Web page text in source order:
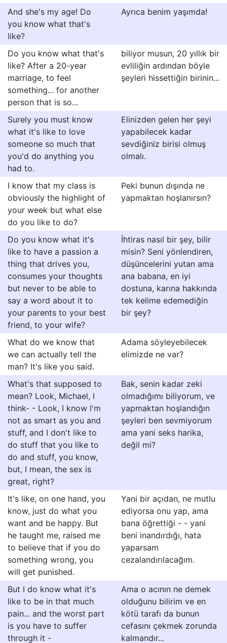
And she's my age! Do
you know what that's
like?
Ayrıca benim yaşımda!
Do you know what that's
like? After a 20-year
marriage, to feel
something... for another
person that is so...
biliyor musun, 20 yıllık bir
evliliğin ardından böyle
şeyleri hissettiğin birinin...
Surely you must know
what it's like to love
someone so much that
you'd do anything you
had to.
Elinizden gelen her şeyi
yapabilecek kadar
sevdiğiniz birisi olmuş
olmalı.
I know that my class is
obviously the highlight of
your week but what else
do you like to do?
Peki bunun dışında ne
yapmaktan hoşlanırsın?
Do you know what it's
like to have a passion a
thing that drives you,
consumes your thoughts
but never to be able to
say a word about it to
your parents to your best
friend, to your wife?
İhtiras nasıl bir şey, bilir
misin? Seni yönlendiren,
düşüncelerini yutan ama
ana babana, en iyi
dostuna, karına hakkında
tek kelime edemediğin
bir şey?
What do we know that
we can actually tell the
man? It's like you said.
Adama söyleyebilecek
elimizde ne var?
What's that supposed to
mean? Look, Michael, I
think- - Look, I know I'm
not as smart as you and
stuff, and I don't like to
do stuff that you like to
do and stuff, you know,
but, I mean, the sex is
great, right?
Bak, senin kadar zeki
olmadığımı biliyorum, ve
yapmaktan hoşlandığın
şeyleri ben sevmiyorum
ama yani seks harika,
değil mi?
It's like, on one hand, you
know, just do what you
want and be happy. But
he taught me, raised me
to believe that if you do
something wrong, you
will get punished.
Yani bir açıdan, ne mutlu
ediyorsa onu yap, ama
bana öğrettiği - - yani
beni inandırdığı, hata
yaparsam
cezalandırılacağım.
But I do know what it's
like to be in that much
pain... and the worst part
is you have to suffer
through it -
Ama o acının ne demek
olduğunu bilirim ve en
kötü tarafı da bunun
cefasını çekmek zorunda
kalmandır...